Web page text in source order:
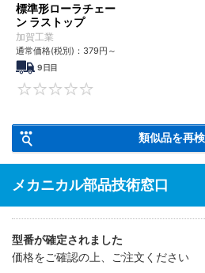
標準形ローラチェー
ン ラストップ
加賀工業
通常価格(税別)： 379円 ～
9日目
類似品を再
メカニカル部品技術窓口
型番が確定されました
価格をご確認の上、ご注文ください